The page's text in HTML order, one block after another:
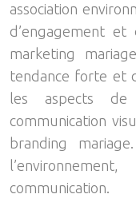
association
d’engagement
marketing
tendance forte et
les aspects de
communication
branding
communication.